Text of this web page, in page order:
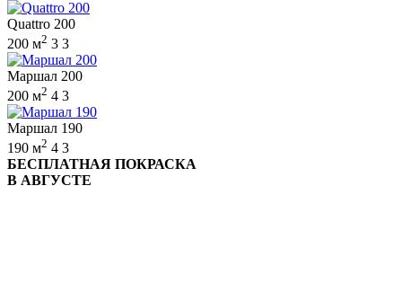
Quattro 200
200 м2 3 3
Маршал 200
200 м2 4 3
Маршал 190
190 м2 4 3
БЕСПЛАТНАЯ ПОКРАСКА
В АВГУСТЕ